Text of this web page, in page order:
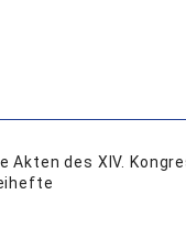
des XIV.